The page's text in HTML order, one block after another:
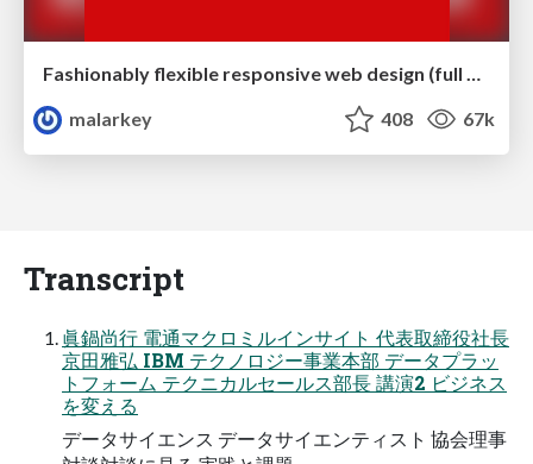
malarkey
408 67k
Transcript
眞鍋尚行 電通マクロミルインサイト 代表取締役社長
京田雅弘 IBM テクノロジー事業本部 データプラッ
トフォーム テクニカルセールス部長 講演2 ビジネス
を変える
データサイエンス データサイエンティスト 協会理事